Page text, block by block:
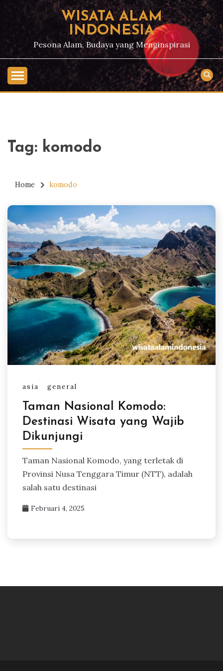
Skip
content
WISATA ALAM
INDONESIA
Pesona Alam, Budaya yang Menginspirasi
Tag: komodo
Home komodo
asia general
Taman Nasional Komodo:
Destinasi Wisata yang Wajib
Dikunjungi
Taman Nasional Komodo, yang terletak di
Provinsi Nusa Tenggara Timur (NTT), adalah
salah satu destinasi
Februari 4, 2025